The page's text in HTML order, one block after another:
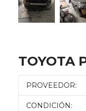
TOYOTA
PROVEEDOR:
CONDICIÓN: